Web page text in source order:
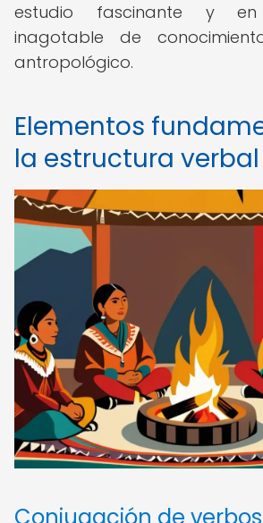
estudio fascinante y
inagotable de
antropológico.
Elementos
la estructura verbal